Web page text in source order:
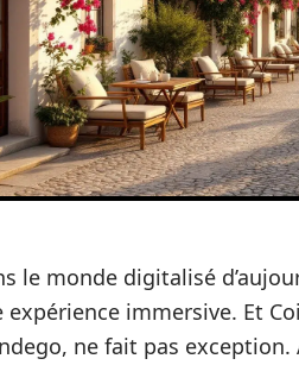
le monde digitalisé
expérience immersive. Et
ne fait pas